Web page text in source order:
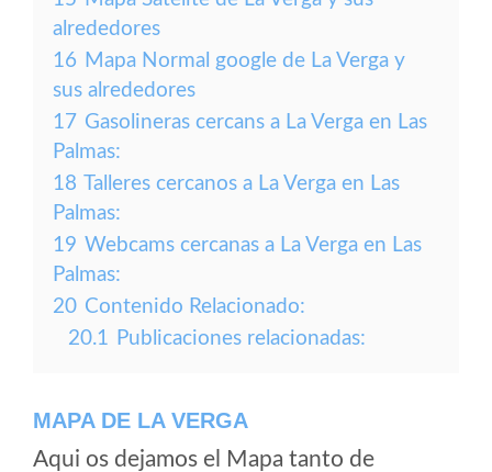
alrededores
16 Mapa Normal google de La Verga y
sus alrededores
17 Gasolineras cercans a La Verga en Las
Palmas:
18 Talleres cercanos a La Verga en Las
Palmas:
19 Webcams cercanas a La Verga en Las
Palmas:
20 Contenido Relacionado:
20.1 Publicaciones relacionadas:
MAPA DE LA VERGA
Aqui os dejamos el Mapa tanto de